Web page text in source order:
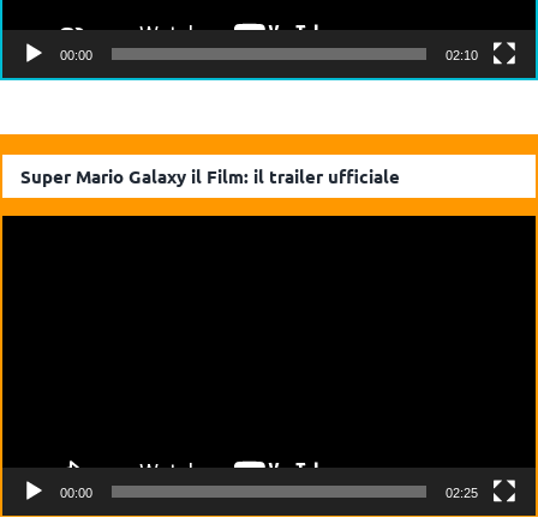
00:00 02:10
Super Mario Galaxy il Film: il trailer ufficiale
00:00 02:25